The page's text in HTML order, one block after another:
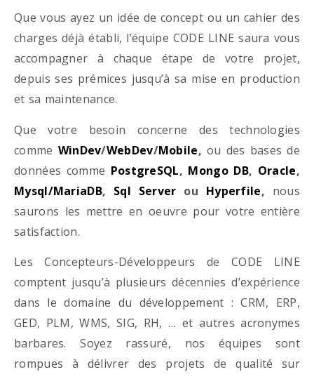
Que vous ayez un idée de concept ou un cahier des
charges déjà établi, l’équipe CODE LINE saura vous
accompagner à chaque étape de votre projet,
depuis ses prémices jusqu’à sa mise en production
et sa maintenance.
Que votre besoin concerne des technologies
comme WinDev/WebDev/Mobile, ou des bases de
données comme PostgreSQL, Mongo DB, Oracle,
Mysql/MariaDB, Sql Server ou Hyperfile, nous
saurons les mettre en oeuvre pour votre entière
satisfaction.
Les Concepteurs-Développeurs de CODE LINE
comptent jusqu’à plusieurs décennies d’expérience
dans le domaine du développement : CRM, ERP,
GED, PLM, WMS, SIG, RH, … et autres acronymes
barbares. Soyez rassuré, nos équipes sont
rompues à délivrer des projets de qualité sur